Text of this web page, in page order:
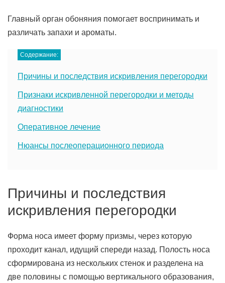
Главный орган обоняния помогает воспринимать и
различать запахи и ароматы.
Содержание:
Причины и последствия искривления перегородки
Признаки искривленной перегородки и методы
диагностики
Оперативное лечение
Нюансы послеоперационного периода
Причины и последствия
искривления перегородки
Форма носа имеет форму призмы, через которую
проходит канал, идущий спереди назад. Полость носа
сформирована из нескольких стенок и разделена на
две половины с помощью вертикального образования,